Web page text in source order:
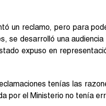
un reclamo, pero para
se desarrolló una
expuso en
tenías las
por el Ministerio no tenía